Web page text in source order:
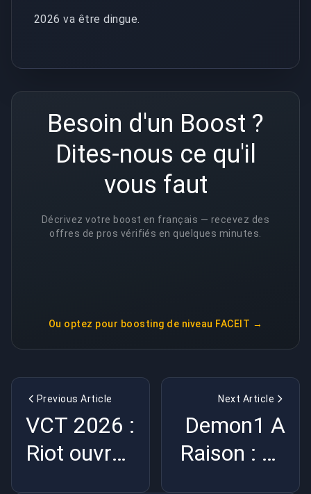
2026 va être dingue.
Besoin d'un Boost ?
Dites-nous ce qu'il
vous faut
Décrivez votre boost en français — recevez des
offres de pros vérifiés en quelques minutes.
Ou optez pour boosting de niveau FACEIT →
Previous Article
VCT 2026 :
Riot ouvre
Next Article
Demon1 A
Raison : Le